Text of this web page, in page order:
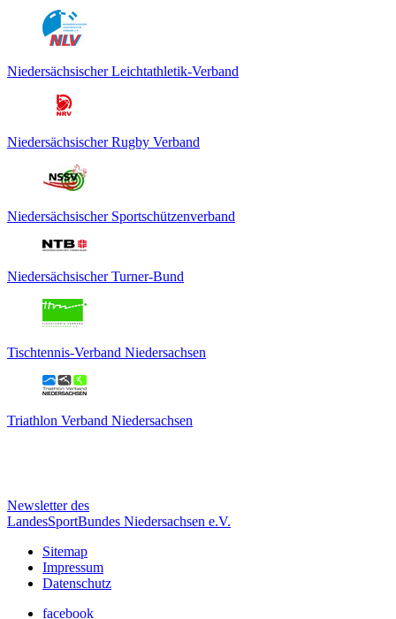
Niedersächsischer Leichtathletik-Verband
Niedersächsischer Rugby Verband
Niedersächsischer Sportschützenverband
Niedersächsischer Turner-Bund
Tischtennis-Verband Niedersachsen
Triathlon Verband Niedersachsen
Newsletter des
LandesSportBundes Niedersachsen e.V.
Sitemap
Impressum
Datenschutz
facebook